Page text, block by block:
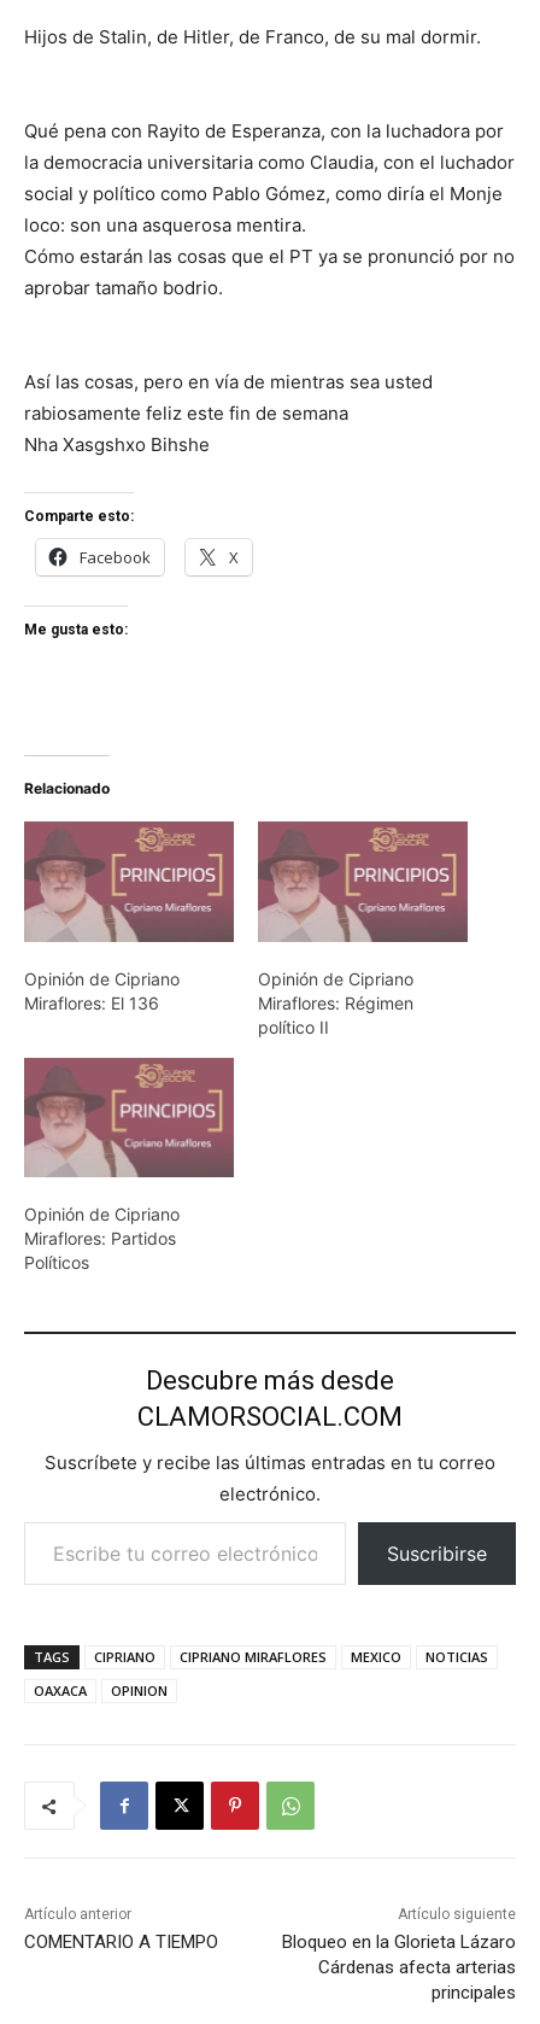
Hijos de Stalin, de Hitler, de Franco, de su mal dormir.
Qué pena con Rayito de Esperanza, con la luchadora por
la democracia universitaria como Claudia, con el luchador
social y político como Pablo Gómez, como diría el Monje
loco: son una asquerosa mentira.
Cómo estarán las cosas que el PT ya se pronunció por no
aprobar tamaño bodrio.
Así las cosas, pero en vía de mientras sea usted
rabiosamente feliz este fin de semana
Nha Xasgshxo Bihshe
Comparte esto:
Facebook X
Me gusta esto:
Relacionado
Opinión de Cipriano
Miraflores: El 136
Opinión de Cipriano
Miraflores: Régimen
político II
Opinión de Cipriano
Miraflores: Partidos
Políticos
Descubre más desde
CLAMORSOCIAL.COM
Suscríbete y recibe las últimas entradas en tu correo
electrónico.
Escribe tu correo electrónico…
Suscribirse
TAGS CIPRIANO CIPRIANO MIRAFLORES MEXICO
NOTICIAS
OAXACA
OPINION
Artículo anterior
COMENTARIO A TIEMPO
Artículo siguiente
Bloqueo en la Glorieta Lázaro
Cárdenas afecta arterias
principales